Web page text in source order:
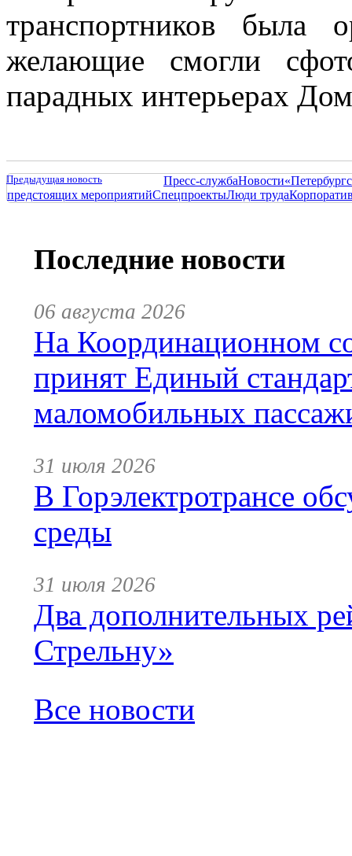
транспортников была
желающие смогли
парадных интерьерах
Предыдущая новость Пресс-службаНовости
предстоящих мероприятийСпецпроектыЛюди труда
Последние новости
06 августа 2026
На Координационном
принят Единый
маломобильных
31 июля 2026
В Горэлектротрансе
среды
31 июля 2026
Два дополнительных
Стрельну»
Все новости